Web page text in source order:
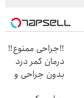
‼️جراحی ممنوع‼️
درمان کمر درد
بدون جراحی و